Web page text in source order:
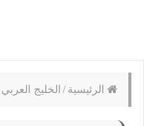
الرئيسية / الخليج العربي